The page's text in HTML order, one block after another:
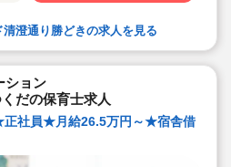
澄通り勝どきの求人を見る
ション
だの保育士求人
社員★月給26.5万円～★宿舎借